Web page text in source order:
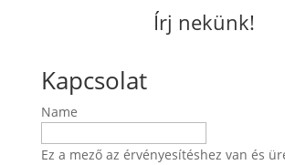
Írj nekünk!
Kapcsolat
Name
Ez a mező az érvényesítéshez van és